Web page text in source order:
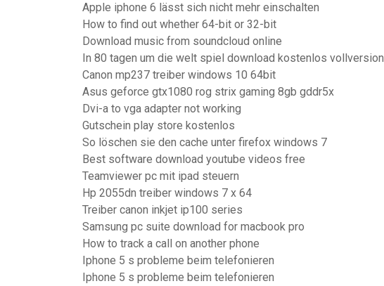
Apple iphone 6 lässt sich nicht mehr einschalten
How to find out whether 64-bit or 32-bit
Download music from soundcloud online
In 80 tagen um die welt spiel download kostenlos vollversion
Canon mp237 treiber windows 10 64bit
Asus geforce gtx1080 rog strix gaming 8gb gddr5x
Dvi-a to vga adapter not working
Gutschein play store kostenlos
So löschen sie den cache unter firefox windows 7
Best software download youtube videos free
Teamviewer pc mit ipad steuern
Hp 2055dn treiber windows 7 x 64
Treiber canon inkjet ip100 series
Samsung pc suite download for macbook pro
How to track a call on another phone
Iphone 5 s probleme beim telefonieren
Iphone 5 s probleme beim telefonieren